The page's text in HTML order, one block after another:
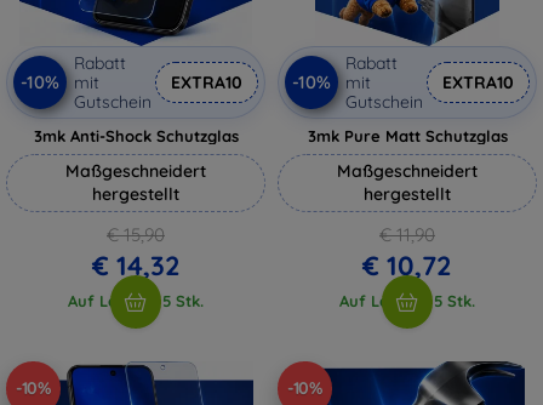
-10%
Rabatt
mit
Gutschein
EXTRA10
3mk Anti-Shock Schutzglas
Maßgeschneidert
hergestellt
€ 15,90
€ 14,32
Auf Lager > 5 Stk.
-10%
Rabatt
mit
Gutschein
EXTRA10
3mk Pure Matt Schutzglas
Maßgeschneidert
hergestellt
€ 11,90
€ 10,72
Auf Lager > 5 Stk.
-10% -10%